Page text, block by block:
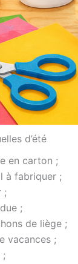
d’été
en carton ;
à fabriquer ;
;
;
de liège ;
vacances ;
;